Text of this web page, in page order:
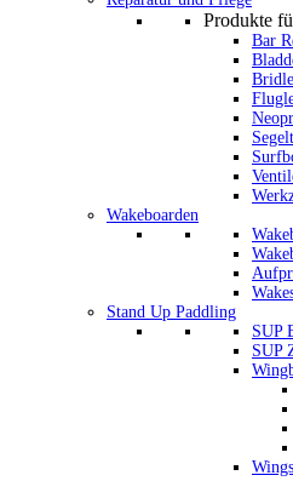
Produkte
Bar
Wakeboarden
Stand Up Paddling
SUP
SUP